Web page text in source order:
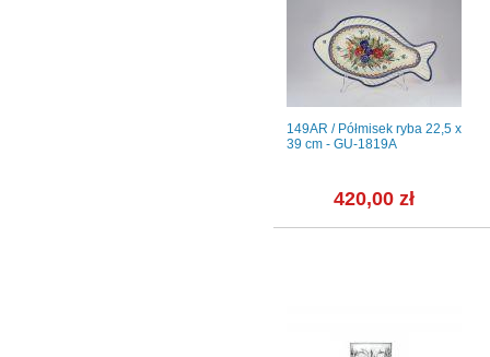
149AR / Półmisek ryba 22,5 x
39 cm - GU-1819A
420,00 zł